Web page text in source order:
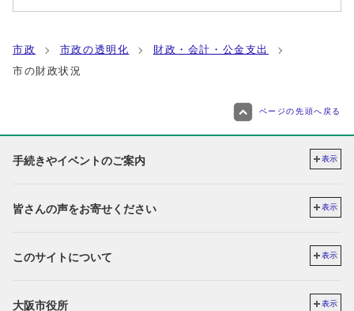
市政 市政の透明化
財政・会計・公金支出
市の財政状況
ページの先頭へ戻る
手続きやイベントのご案内 表示
皆さんの声をお寄せください 表示
このサイトについて 表示
大阪市役所 表示